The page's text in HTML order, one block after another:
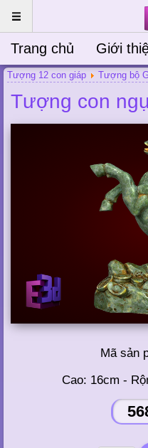
Trang chủ Giới
Tượng 12 con giáp Tượng bộ
Tượng con
Mã sản
Cao: 16cm -